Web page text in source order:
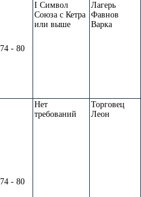
74 - 80
I Символ
Союза с Кетра
или выше
Лагерь
Фавнов
Варка
74 - 80
Нет
требований
Торговец
Леон